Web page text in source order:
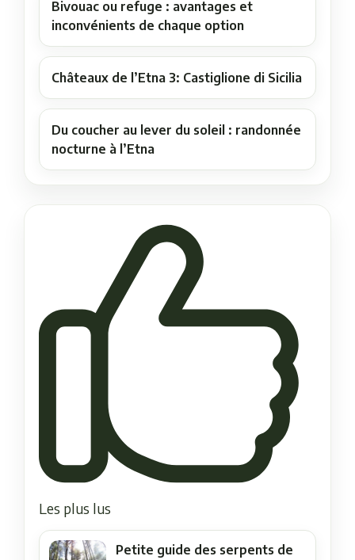
Bivouac ou refuge : avantages et
inconvénients de chaque option
Châteaux de l’Etna 3: Castiglione di Sicilia
Du coucher au lever du soleil : randonnée
nocturne à l’Etna
Les plus lus
Petite guide des serpents de